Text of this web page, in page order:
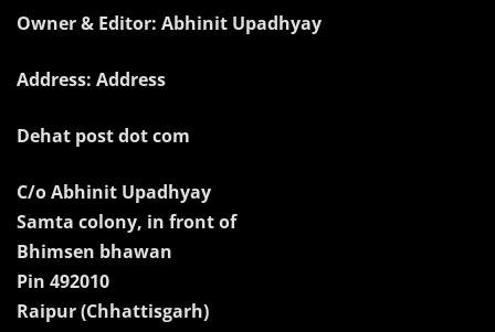
Owner & Editor: Abhinit Upadhyay
Address: Address
Dehat post dot com
C/o Abhinit Upadhyay
Samta colony, in front of
Bhimsen bhawan
Pin 492010
Raipur (Chhattisgarh)